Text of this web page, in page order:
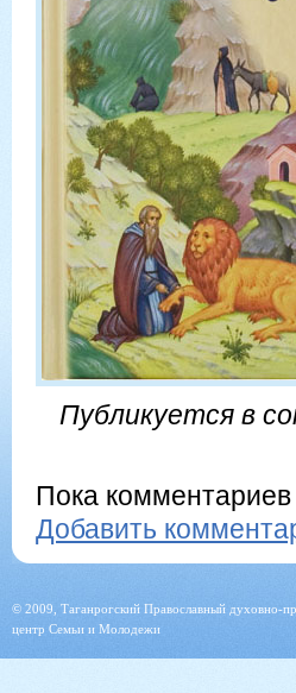
Публикуется в
Пока комментариев
Добавить
© 2009, Таганрогский Православный духовно-
центр Семьи и Молодежи